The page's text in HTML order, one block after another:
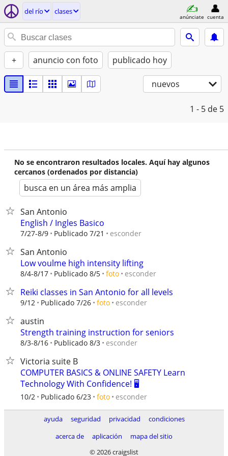
del río clases
anúnciate cuenta
+ anuncio con foto publicado hoy
nuevos
1 - 5 de 5
No se encontraron resultados locales. Aquí hay algunos
cercanos (ordenados por distancia)
busca en un área más amplia
San Antonio
English / Ingles Basico
7/27-8/9 Publicado 7/21 esconder
San Antonio
Low voulme high intensity lifting
8/4-8/17 Publicado 8/5 foto esconder
Reiki classes in San Antonio for all levels
9/12 Publicado 7/26 foto esconder
austin
Strength training instruction for seniors
8/3-8/16 Publicado 8/3 esconder
Victoria suite B
COMPUTER BASICS & ONLINE SAFETY Learn
Technology With Confidence! 🖥️
10/2 Publicado 6/23 foto esconder
ayuda seguridad privacidad
condiciones
acerca de
aplicación
mapa del sitio
© 2026 craigslist